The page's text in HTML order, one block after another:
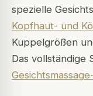
spezielle
Kopfhaut- und
Kuppelgrößen
Das vollständige